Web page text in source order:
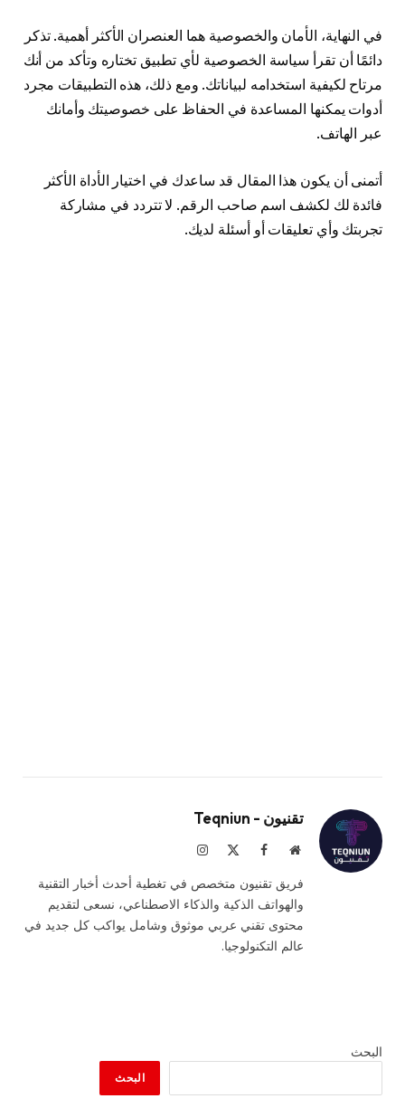
في النهاية، الأمان والخصوصية هما العنصران الأكثر أهمية. تذكر
دائمًا أن تقرأ سياسة الخصوصية لأي تطبيق تختاره وتأكد من أنك
مرتاح لكيفية استخدامه لبياناتك. ومع ذلك، هذه التطبيقات مجرد
أدوات يمكنها المساعدة في الحفاظ على خصوصيتك وأمانك
عبر الهاتف.
أتمنى أن يكون هذا المقال قد ساعدك في اختيار الأداة الأكثر
فائدة لك لكشف اسم صاحب الرقم. لا تتردد في مشاركة
تجربتك وأي تعليقات أو أسئلة لديك.
تقنيون - Teqniun
موقعفيسبوك الانستغرام
فريق تقنيون متخصص في تغطية أحدث أخبار التقنية
والهواتف الذكية والذكاء الاصطناعي، نسعى لتقديم
محتوى تقني عربي موثوق وشامل يواكب كل جديد في
عالم التكنولوجيا.
البحث
البحث